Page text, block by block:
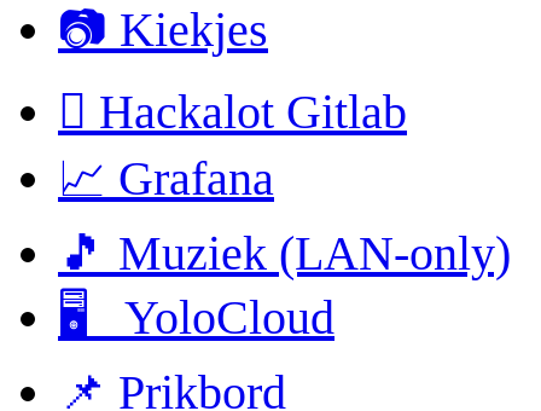
📷 Kiekjes
 Hackalot Gitlab
📈 Grafana
🎵 Muziek (LAN-only)
🖥 YoloCloud
📌 Prikbord